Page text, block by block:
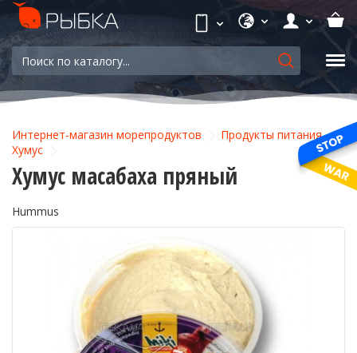
Интернет-магазин морепродуктов
Продукты питания
Хумус
Хумус масабаха пряный
Hummus